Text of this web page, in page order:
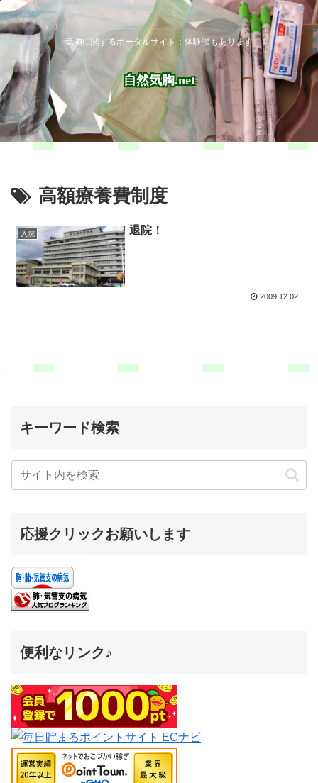
気胸に関するポータルサイト：体験談もあります
自然気胸.net
高額療養費制度
入院 退院！
2009.12.02
キーワード検索
応援クリックお願いします
便利なリンク♪